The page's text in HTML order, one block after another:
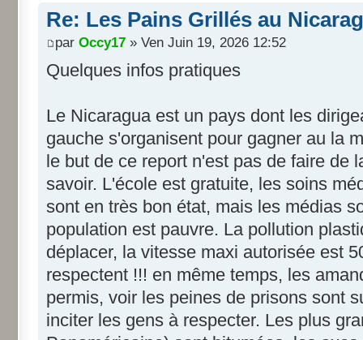
Re: Les Pains Grillés au
par Occy17 » Ven Juin 19, 2026 12:52
Quelques infos pratiques
Le Nicaragua est un pays dont les
gauche s'organisent pour gagner au la
le but de ce report n'est pas de faire de
savoir. L'école est gratuite, les soins
sont en très bon état, mais les médias
population est pauvre. La pollution
déplacer, la vitesse maxi autorisée est
respectent !!! en même temps, les
permis, voir les peines de prisons sont
inciter les gens à respecter. Les plus